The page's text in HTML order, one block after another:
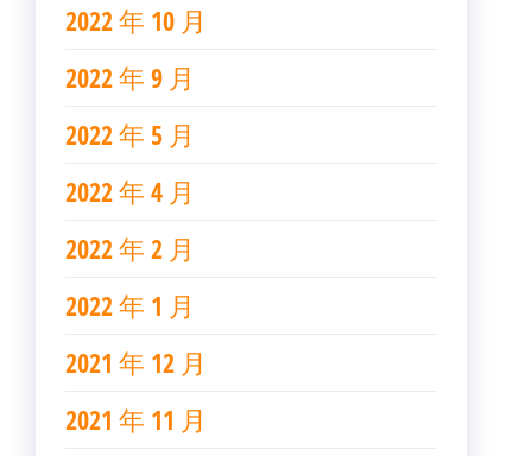
2022 年 10 月
2022 年 9 月
2022 年 5 月
2022 年 4 月
2022 年 2 月
2022 年 1 月
2021 年 12 月
2021 年 11 月